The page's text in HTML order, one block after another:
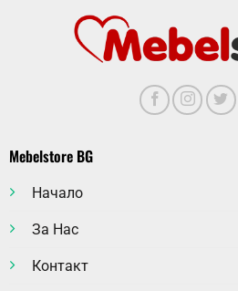
Mebelstore BG
Начало
За Нас
Контакт